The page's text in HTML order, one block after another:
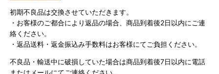
初期不良品は交換させていただきます。
・お客様のご都合により返品の場合、商品到着後2日以内にご連
絡ください。
・返品送料・返金振込み手数料はお客様にてご負担ください。
不良品・輸送中に破損していた場合は商品到着後7日以内に電話
またはメールにてご連絡ください。